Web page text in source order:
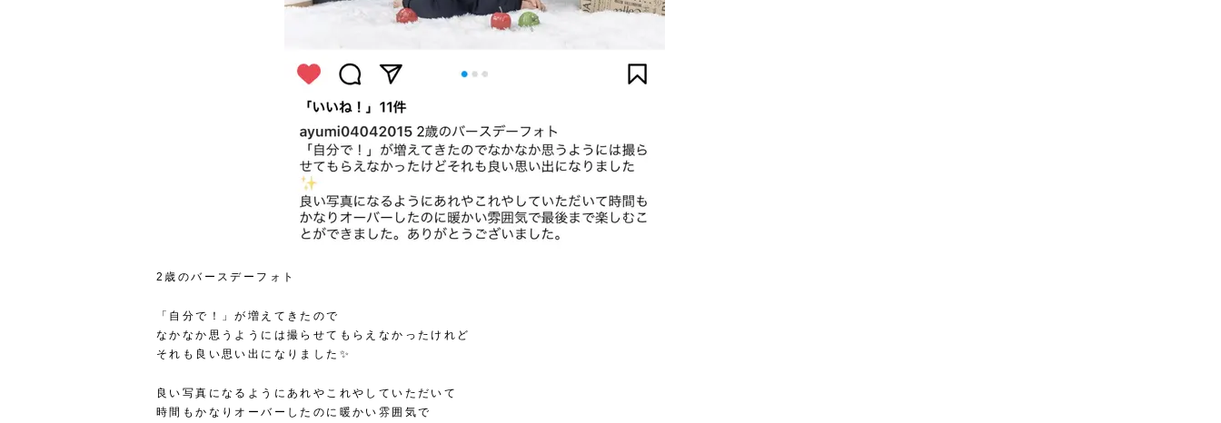
2歳のバースデーフォト
「自分で！」が増えてきたので
なかなか思うようには撮らせてもらえなかったけれど
それも良い思い出になりました✨
良い写真になるようにあれやこれやしていただいて
時間もかなりオーバーしたのに暖かい雰囲気で